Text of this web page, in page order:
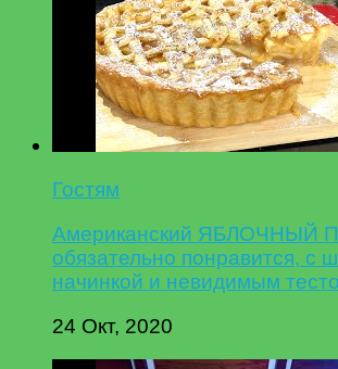
Гостям
Американский ЯБЛОЧНЫЙ
обязательно понравится, с
начинкой и невидимым
24 Окт, 2020